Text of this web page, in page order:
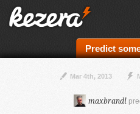
Predict
Mar 4th, 2013
maxbrandl